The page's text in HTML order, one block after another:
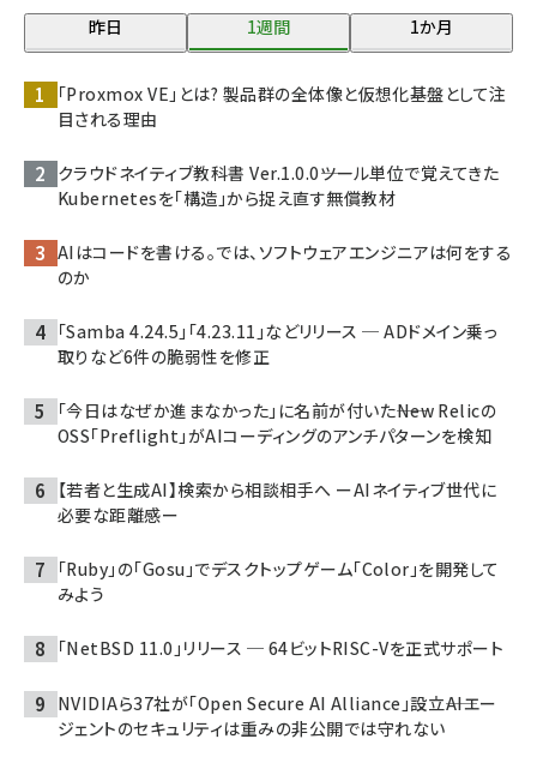
昨日 1週間 1か月
「Proxmox VE」とは? 製品群の全体像と仮想化基盤として注
目される理由
クラウドネイティブ教科書 Ver.1.0.0――ツール単位で覚えてきた
Kubernetesを「構造」から捉え直す無償教材
AIはコードを書ける。では、ソフトウェアエンジニアは何をする
のか
「Samba 4.24.5」「4.23.11」などリリース ─ ADドメイン乗っ
取りなど6件の脆弱性を修正
「今日はなぜか進まなかった」に名前が付いた――New Relicの
OSS「Preflight」がAIコーディングのアンチパターンを検知
【若者と生成AI】検索から相談相手へ ーAIネイティブ世代に
必要な距離感ー
「Ruby」の「Gosu」でデスクトップゲーム「Color」を開発して
みよう
「NetBSD 11.0」リリース ─ 64ビットRISC-Vを正式サポート
NVIDIAら37社が「Open Secure AI Alliance」設立――AIエー
ジェントのセキュリティは重みの非公開では守れない